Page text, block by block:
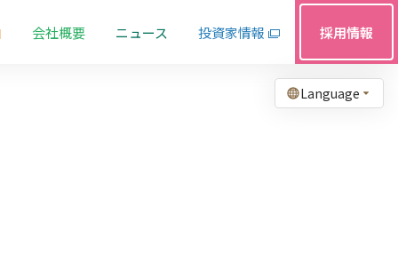
Language
会社概要 ニュース 投資家情報 採用情報